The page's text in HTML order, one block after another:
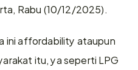
Rabu (10/12/2025).
ini affordability ataupun
itu, ya seperti LPG